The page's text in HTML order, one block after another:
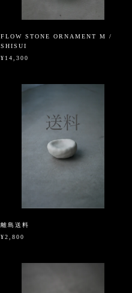
FLOW STONE ORNAMENT M /
SHISUI
¥14,300
離島送料
¥2,800